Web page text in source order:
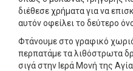
διέθεσε χρήματα για να
αυτόν οφείλει το δεύτερο
Φτάνουμε στο γραφικό
περπατάμε τα λιθόστρωτα
σιγά στην Ιερά Μονή της